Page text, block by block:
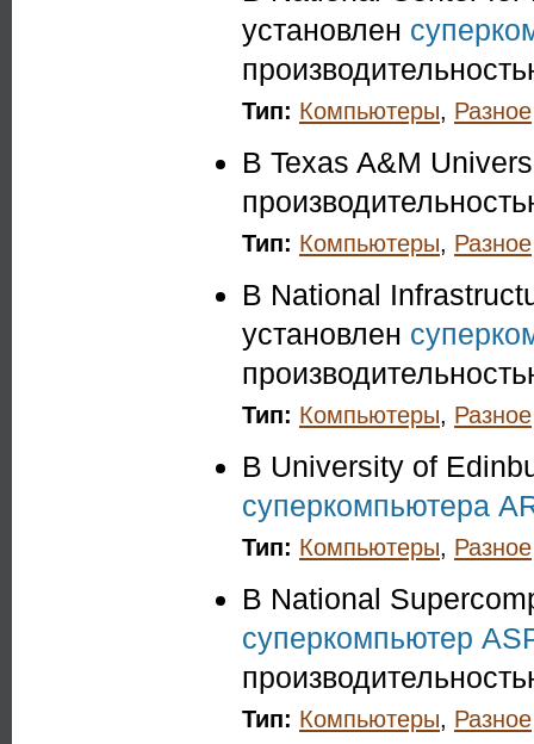
установлен
Тип: Компьютеры, Разное
В Texas A&M
Тип: Компьютеры, Разное
В National
установлен
Тип: Компьютеры, Разное
В University of
суперкомпьютера
Тип: Компьютеры, Разное
В National
суперкомпьютер
Тип: Компьютеры, Разное